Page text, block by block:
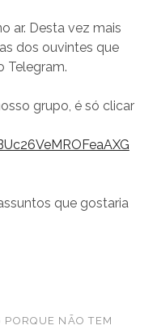
ar. Desta vez mais
dos ouvintes que
Telegram.
grupo, é só clicar
que gostaria
NÃO TEM